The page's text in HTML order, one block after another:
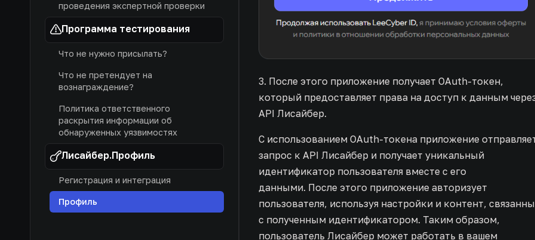
проведения экспертной проверки
Программа тестирования
Что не нужно присылать?
Что не претендует на
вознаграждение?
Политика ответственного
раскрытия информации об
обнаруженных уязвимостях
Лисайбер.Профиль
Регистрация и интеграция
Профиль
3. После этого приложение получает OAuth-токен,
который предоставляет права на доступ к данным
API Лисайбер.
С использованием OAuth-токена приложение
запрос к API Лисайбер и получает уникальный
идентификатор пользователя вместе с его
данными. После этого приложение авторизует
пользователя, используя настройки и контент,
с полученным идентификатором. Таким образом,
пользователь Лисайбер может работать в вашем